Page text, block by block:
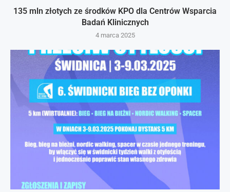
135 mln złotych ze środków KPO dla Centrów Wsparcia
Badań Klinicznych
4 marca 2025